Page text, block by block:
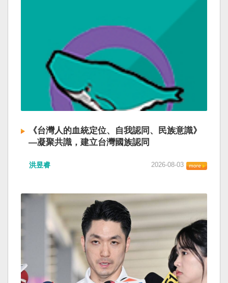
《台灣人的血統定位、自我認同、民族意識》
—凝聚共識，建立台灣國族認同
洪昱睿 2026-08-03